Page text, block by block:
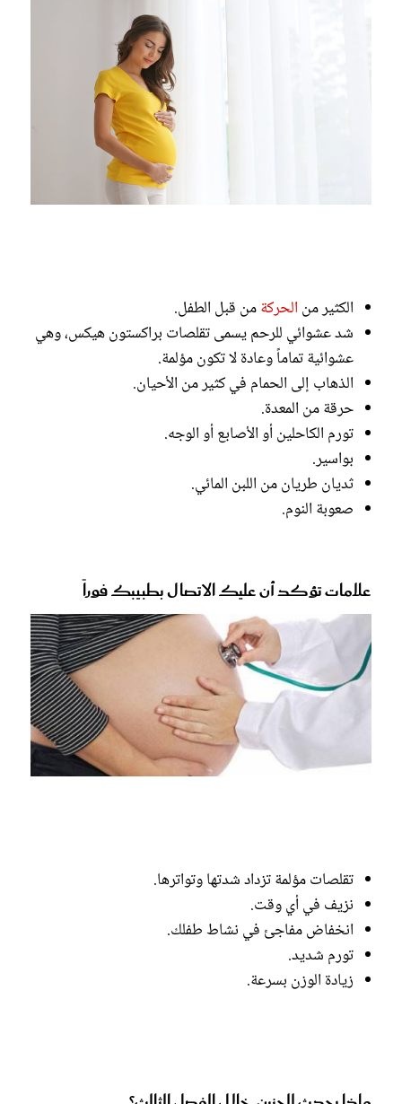
الكثير من الحركةمن قبل الطفل.
شد عشوائي للرحم يسمى تقلصات براكستون هيكس، وهي
عشوائية تماماً وعادة لا تكون مؤلمة.
الذهاب إلى الحمام في كثير من الأحيان.
حرقة من المعدة.
تورم الكاحلين أو الأصابع أو الوجه.
بواسير.
ثديان طريان من اللبن المائي.
صعوبة النوم.
علامات تؤكد أن عليك الاتصال بطبيبك فوراً
تقلصات مؤلمة تزداد شدتها وتواترها.
نزيف في أي وقت.
انخفاض مفاجئ في نشاط طفلك.
تورم شديد.
زيادة الوزن بسرعة.